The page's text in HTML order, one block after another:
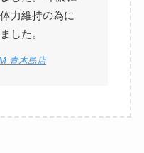
力維持の為に
した。
青木島店